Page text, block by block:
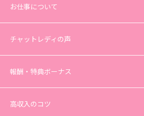
お仕事について
チャットレディの声
報酬・特典ボーナス
高収入のコツ